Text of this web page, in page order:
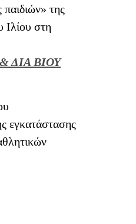
της
στη
ΔΙΑ ΒΙΟΥ
εγκατάστασης